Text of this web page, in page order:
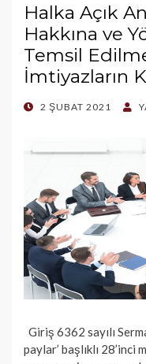
Halka Açık
Hakkına ve
Temsil
İmtiyazların
POSTED
2 ŞUBAT 2021
Giriş 6362 sayılı
paylar’ başlıklı 28’inci